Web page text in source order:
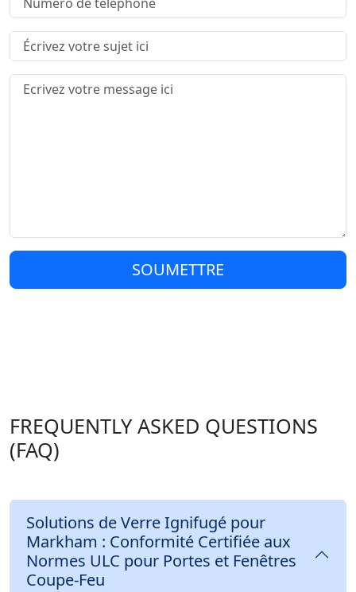
SOUMETTRE
FREQUENTLY ASKED QUESTIONS
(FAQ)
Solutions de Verre Ignifugé pour
Markham : Conformité Certifiée aux
Normes ULC pour Portes et Fenêtres
Coupe-Feu